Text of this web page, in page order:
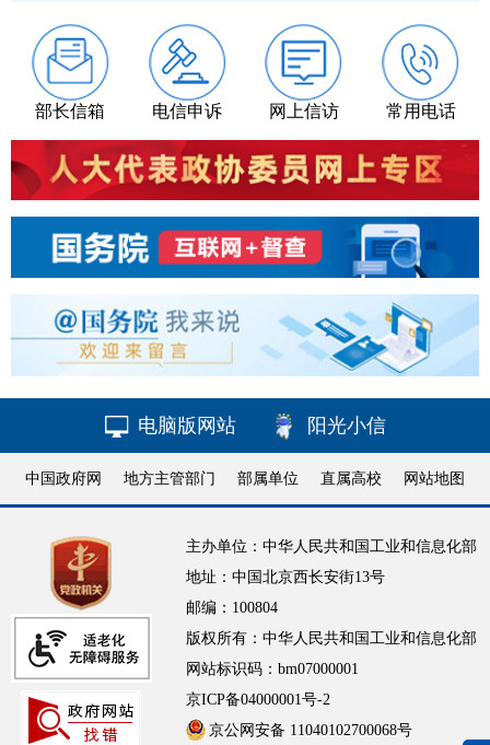
部长信箱 电信申诉 网上信访 常用电话
电脑版网站 阳光小信
中国政府网 地方主管部门 部属单位 直属高校 网站地图
主办单位：中华人民共和国工业和信息化部
地址：中国北京西长安街13号
邮编：100804
版权所有：中华人民共和国工业和信息化部
网站标识码：bm07000001
京ICP备04000001号-2
京公网安备 11040102700068号